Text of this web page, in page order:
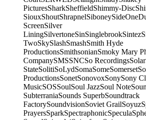
PicturesSharkSheffieldShimmy-Disc
SiouxShoutShrapnelSiboney
ScreenSilver
LiningSilvertoneSinSinglebrookSintez
TwoSkySlashSmashSmith Hyde
ProductionsSmithsonianSmoky Mary
CompanySMSSNCSo RecordingsSolar
StateSolitiSoLydSomaSomeSomerset
ProductionsSonetSonovoxSonySony
MusicSOSSoulSoul JazzSoul Note
SubterraniaSounds SuperbSoundtrack
FactorySoundvisionSoviet GrailSoyuz
PrayersSparkSpectraphonicSpecula